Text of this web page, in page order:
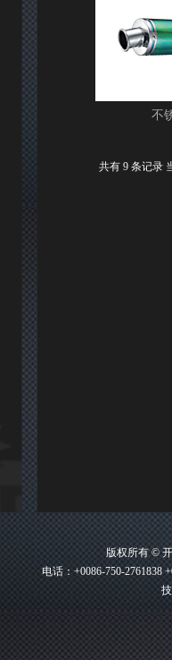
不
共有 9 条记录
版权所有 ©
电话：+0086-750-2761838